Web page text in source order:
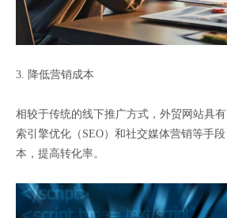
3. 降低营销成本
相较于传统的线下推广方式，外贸网站具
索引擎优化（SEO）和社交媒体营销等手
本，提高转化率。